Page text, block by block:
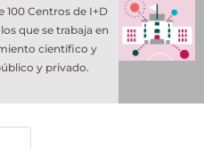
100 Centros de I+D
que se trabaja en
científico y
y privado.